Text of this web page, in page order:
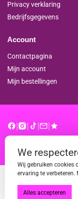
Privacy verklaring
Bedrijfsgegevens
Account
Contactpagina
Mijn account
Mijn bestellingen
We
Wij gebruiken cookies
ervaring te
Alles accepteren